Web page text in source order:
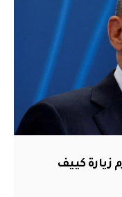
زيارة كييف